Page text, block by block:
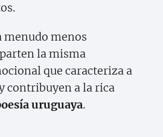
menudo menos
la misma
que caracteriza a
contribuyen a la rica
uruguaya.